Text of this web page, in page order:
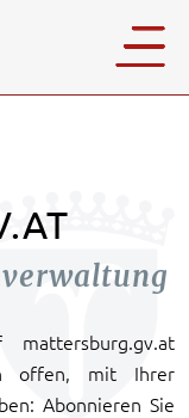
offen, mit Ihrer
Abonnieren Sie